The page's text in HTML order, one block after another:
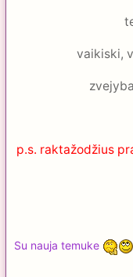
vaikiski,
p.s. raktažodžius
Su nauja temuke